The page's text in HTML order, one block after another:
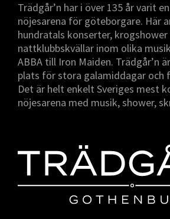
Trädgår’n har i över 135 år varit
nöjesarena för göteborgare. Här
hundratals konserter, krogshower
nattklubbskvällar inom olika
ABBA till Iron Maiden. Trädgår’n
plats för stora galamiddagar och
Det är helt enkelt Sveriges mest
nöjesarena med musik, shower,